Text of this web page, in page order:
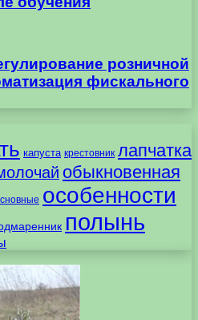
розничной
фискального
капуста крестовник лапчатка
обыкновенная
особенности
полынь